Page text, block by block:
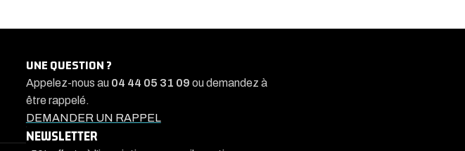
UNE QUESTION ?
Appelez-nous au 04 44 05 31 09 ou demandez à
être rappelé.
DEMANDER UN RAPPEL
NEWSLETTER